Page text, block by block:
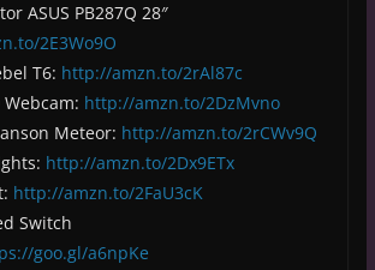
ASUS PB287Q 28″
2E3Wo9O
T6: http://amzn.to/2rAl87c
Webcam: http://amzn.to/2DzMvno
Meteor: http://amzn.to/2rCWv9Q
http://amzn.to/2Dx9ETx
http://amzn.to/2FaU3cK
Switch
goo.gl/a6npKe